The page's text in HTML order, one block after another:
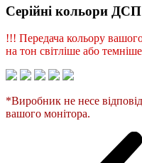
Серійні кольори ДСП
!!! Передача кольору
на тон світліше або
*Виробник не несе
вашого монітора.